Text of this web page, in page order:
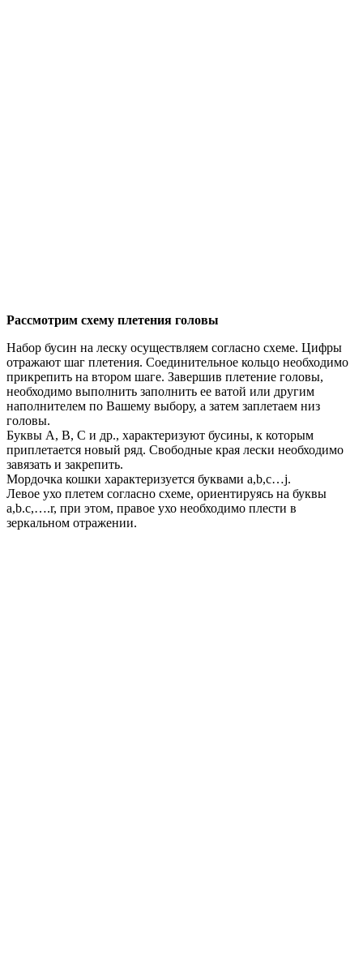
Рассмотрим схему плетения головы
Набор бусин на леску осуществляем согласно схеме. Цифры
отражают шаг плетения. Соединительное кольцо необходимо
прикрепить на втором шаге. Завершив плетение головы,
необходимо выполнить заполнить ее ватой или другим
наполнителем по Вашему выбору, а затем заплетаем низ
головы.
Буквы А, В, С и др., характеризуют бусины, к которым
приплетается новый ряд. Свободные края лески необходимо
завязать и закрепить.
Мордочка кошки характеризуется буквами a,b,c…j.
Левое ухо плетем согласно схеме, ориентируясь на буквы
а,b.c,….r, при этом, правое ухо необходимо плести в
зеркальном отражении.